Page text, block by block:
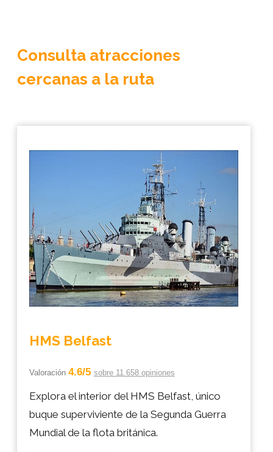
Consulta atracciones
cercanas a la ruta
HMS Belfast
Valoración 4.6/5 sobre 11.658 opiniones
Explora el interior del HMS Belfast, único
buque superviviente de la Segunda Guerra
Mundial de la flota británica.